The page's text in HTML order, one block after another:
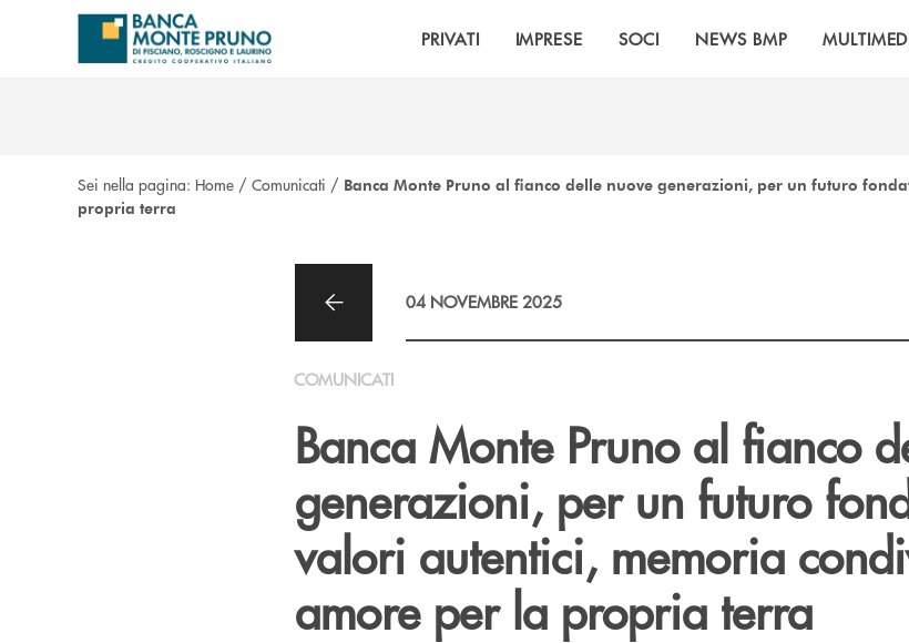
Salta al contenuto principale
PRIVATI IMPRESE SOCI NEWS BMP
Sei nella pagina: Home / Comunicati / Banca Monte Pruno al fianco delle nuove generazioni, per un futuro
propria terra
04 NOVEMBRE 2025
COMUNICATI
Banca Monte Pruno al fianco
generazioni, per un futuro
valori autentici, memoria
amore per la propria terra